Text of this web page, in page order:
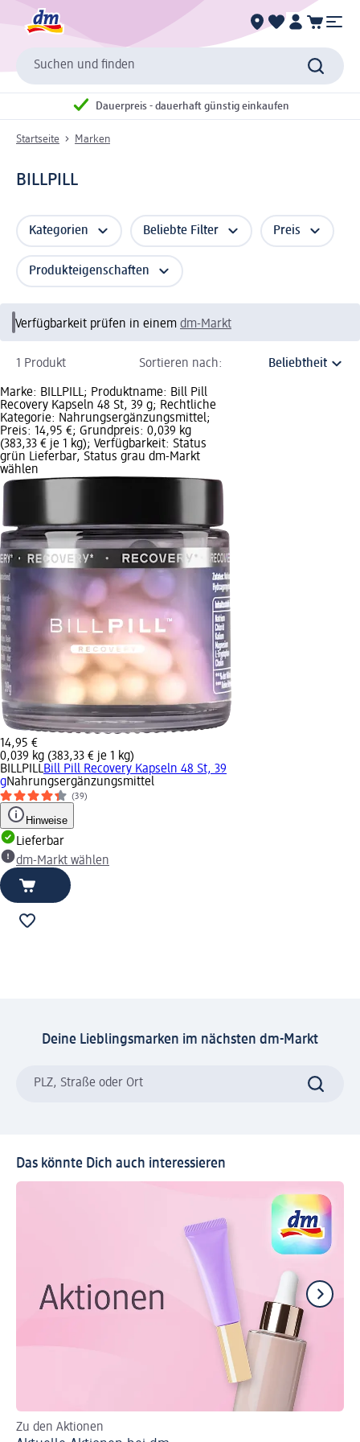
Suchen und finden
Dauerpreis - dauerhaft günstig einkaufen
Startseite Marken
BILLPILL
Kategorien Beliebte Filter Preis
Produkteigenschaften
Verfügbarkeit prüfen in einem dm-Markt
1 Produkt Sortieren nach:
Marke: BILLPILL; Produktname: Bill Pill
Recovery Kapseln 48 St, 39 g; Rechtliche
Kategorie: Nahrungsergänzungsmittel;
Preis: 14,95 €; Grundpreis: 0,039 kg
(383,33 € je 1 kg); Verfügbarkeit: Status
grün Lieferbar, Status grau dm-Markt
wählen
14,95 €
0,039 kg (383,33 € je 1 kg)
BILLPILLBill Pill Recovery Kapseln 48 St, 39
gNahrungsergänzungsmittel
(39)
Hinweise
Lieferbar
dm-Markt wählen
Deine Lieblingsmarken im nächsten dm-Markt
PLZ, Straße oder Ort
Das könnte Dich auch interessieren
Zu den Aktionen